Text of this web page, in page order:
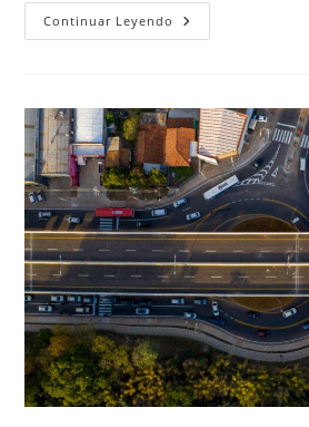
Continuar Leyendo